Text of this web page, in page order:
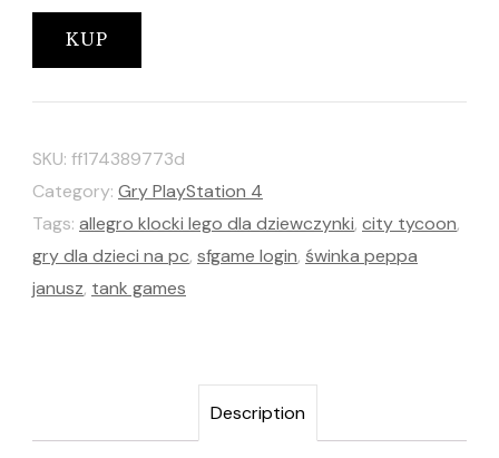
KUP
SKU: ff174389773d
Category: Gry PlayStation 4
Tags: allegro klocki lego dla dziewczynki, city tycoon,
gry dla dzieci na pc, sfgame login, świnka peppa
janusz, tank games
Description